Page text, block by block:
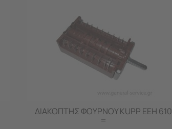
ΔΙΑΚΟΠΤΗΣ ΦΟΥΡΝΟΥ KUPP EEH 610
=